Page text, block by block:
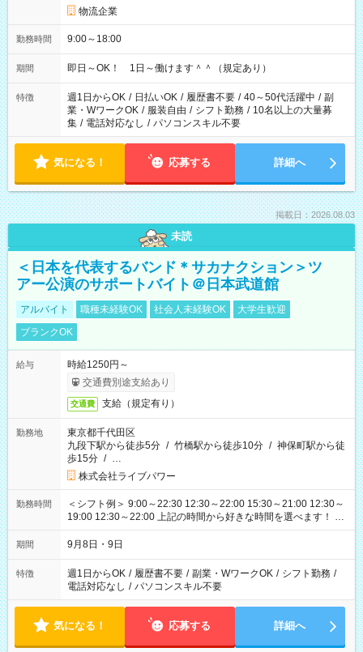
物流企業
勤務時間 9:00～18:00
期間 即日～OK！ 1日～働けます＾＾（規定あり）
特徴 週1日からOK / 日払いOK / 履歴書不要 / 40～50代活躍中 / 副
業・WワークOK / 服装自由 / シフト勤務 / 10名以上の大量募
集 / 電話対応なし / パソコンスキル不要
気になる！ 応募する 詳細へ
掲載日：2026.08.03
未読
＜日本を代表するバンド＊サカナクション＞ツ
アー公演のサポートバイト＠日本武道館
アルバイト 職種未経験OK 社会人未経験OK
大学生歓迎
ブランクOK
給与
時給1250円～
交通費別途支給あり
交通費 支給（規定有り）
勤務地
東京都千代田区
九段下駅から徒歩5分 / 竹橋駅から徒歩10分 / 神保町駅から徒
歩15分 / …
株式会社ライブパワー
勤務時間
＜シフト例＞ 9:00～22:30 12:30～22:00 15:30～21:00 12:30～
19:00 12:30～22:00 上記の時間から好きな時間を選べます！ ※
時間は変更となる可能性があります
期間 9月8日・9日
特徴 週1日からOK / 履歴書不要 / 副業・WワークOK / シフト勤務 /
電話対応なし / パソコンスキル不要
気になる！ 応募する 詳細へ